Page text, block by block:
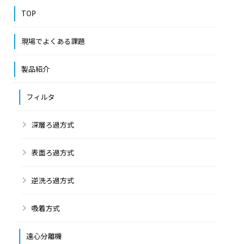
TOP
現場でよくある課題
製品紹介
フィルタ
深層ろ過方式
表面ろ過方式
逆洗ろ過方式
吸着方式
遠心分離機